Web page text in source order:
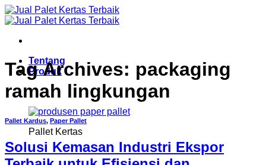
Skip
to
Tentang
Produk
Pallet Kertas
Tag Archives: packaging
ramah lingkungan
Pallet Kardus, Paper Pallet
Solusi Kemasan Industri Ekspor